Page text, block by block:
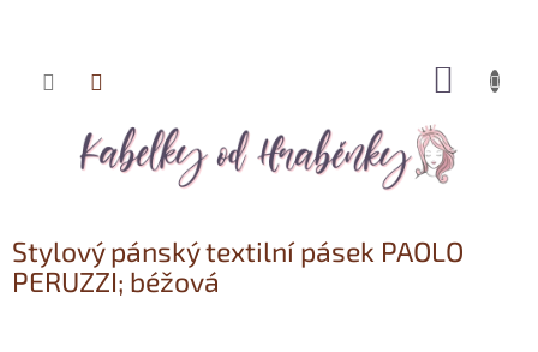
Přejít
Stylový pánský textilní pásek PAOLO
PERUZZI; béžová